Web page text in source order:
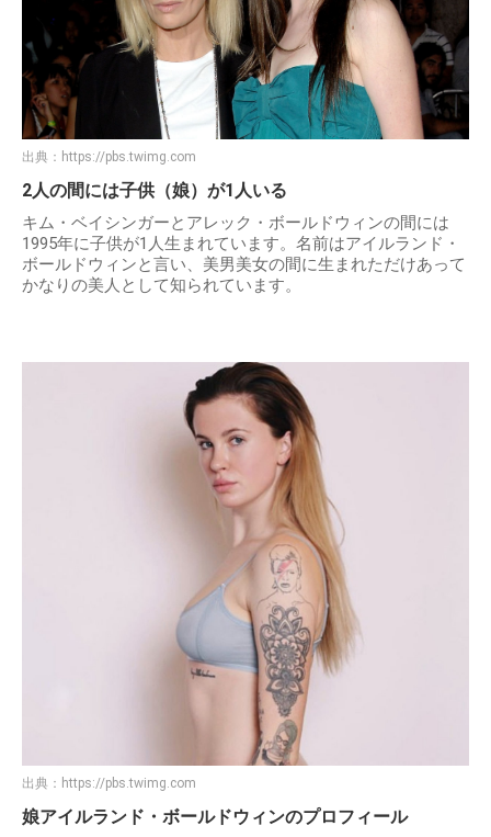
出典： https://pbs.twimg.com
2人の間には子供（娘）が1人いる
キム・ベイシンガーとアレック・ボールドウィンの間には
1995年に子供が1人生まれています。名前はアイルランド・
ボールドウィンと言い、美男美女の間に生まれただけあって
かなりの美人として知られています。
出典： https://pbs.twimg.com
娘アイルランド・ボールドウィンのプロフィール